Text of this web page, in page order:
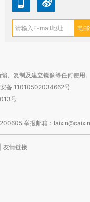
、复制及建立镜像等任何使用。
备 11010502034662号
号
举报邮箱：
友情链接